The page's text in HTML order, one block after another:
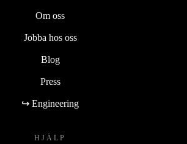
Om oss
Jobba hos oss
Blog
Press
↪ Engineering
HJÄLP